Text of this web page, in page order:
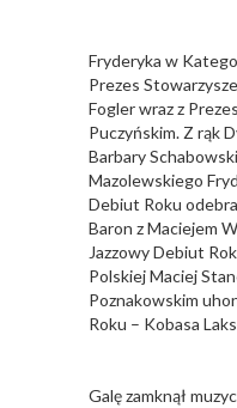
Fryderyka w
Prezes
Fogler wraz z
Puczyńskim. Z rąk
Barbary
Mazolewskiego
Debiut Roku
Baron z Maciejem
Jazzowy Debiut
Polskiej Maciej
Poznakowskim
Roku – Kobasa
Galę zamknął